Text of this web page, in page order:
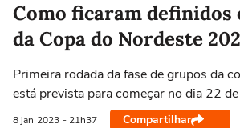
Como ficaram definidos
da Copa do Nordeste
Primeira rodada da fase de grupos da
está prevista para começar no dia 22
8 jan 2023 - 21h37 Compartilhar